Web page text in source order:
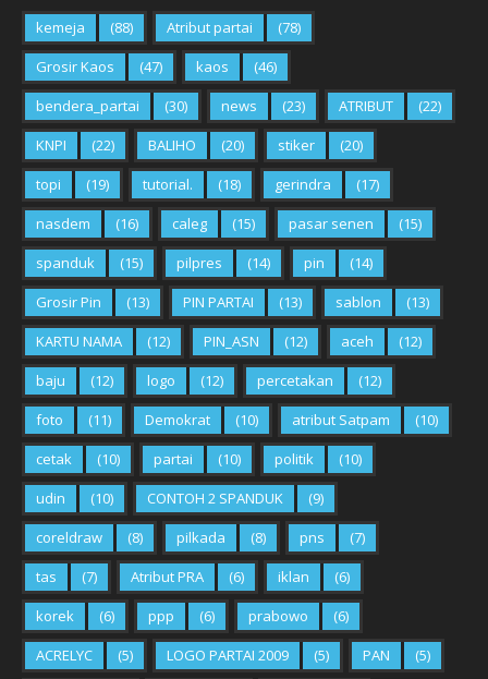
kemeja (88) Atribut partai
(78)
Grosir Kaos
(47) kaos
(46)
bendera_partai
(30) news (23) ATRIBUT
(22)
KNPI
(22) BALIHO (20) stiker
(20)
topi
(19) tutorial. (18) gerindra
(17)
nasdem
(16) caleg (15) pasar senen
(15)
spanduk
(15) pilpres (14) pin
(14)
Grosir Pin
(13) PIN PARTAI (13) sablon
(13)
KARTU NAMA
(12) PIN_ASN (12) aceh
(12)
baju
(12) logo (12) percetakan
(12)
foto
(11) Demokrat (10) atribut Satpam
(10)
cetak
(10) partai (10) politik
(10)
udin
(10) CONTOH 2 SPANDUK
(9)
coreldraw
(8) pilkada (8) pns
(7)
tas
(7) Atribut PRA (6) iklan
(6)
korek
(6) ppp (6) prabowo
(6)
ACRELYC
(5) LOGO PARTAI 2009 (5) PAN (5)